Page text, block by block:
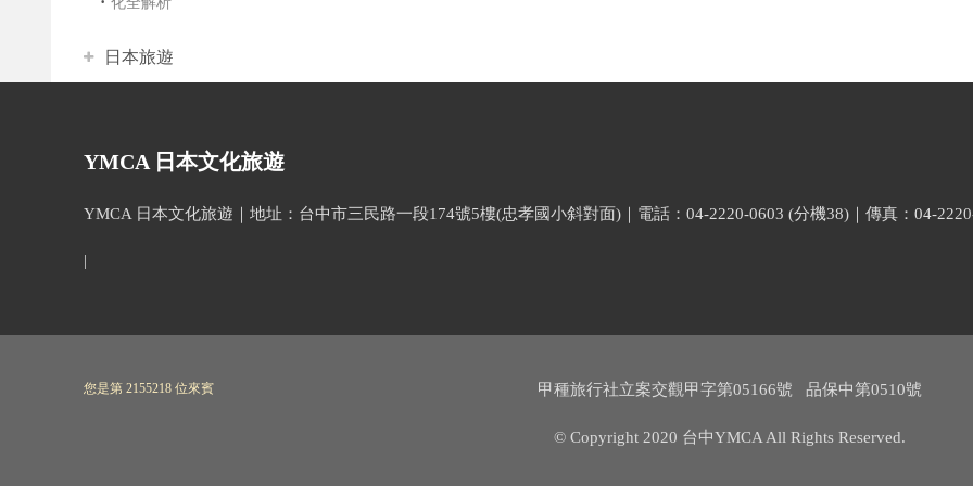
日本旅遊
YMCA 日本文化旅遊
YMCA 日本文化旅遊｜地址：台中市三民路一段174號5樓(忠孝國小斜對面)｜電話：04-2220-0603 (分機38)｜傳真：04-
|
您是第 2155218 位來賓 甲種旅行社立案交觀甲字第05166號 品保中第0510號
© Copyright 2020 台中YMCA All Rights Reserved.